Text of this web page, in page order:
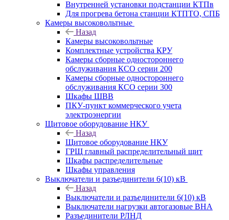
Внутренней установки подстанции КТПв
Для прогрева бетона станции КТПТО, СПБ
Камеры высоковольтные
Назад
Камеры высоковольтные
Комплектные устройства КРУ
Камеры сборные одностороннего
обслуживания КСО серии 200
Камеры сборные одностороннего
обслуживания КСО серии 300
Шкафы ШВВ
ПКУ-пункт коммерческого учета
электроэнергии
Щитовое оборудование НКУ
Назад
Щитовое оборудование НКУ
ГРЩ главный распределительный щит
Шкафы распределительные
Шкафы управления
Выключатели и разъединители 6(10) кВ
Назад
Выключатели и разъединители 6(10) кВ
Выключатели нагрузки автогазовые ВНА
Разъединители РЛНД